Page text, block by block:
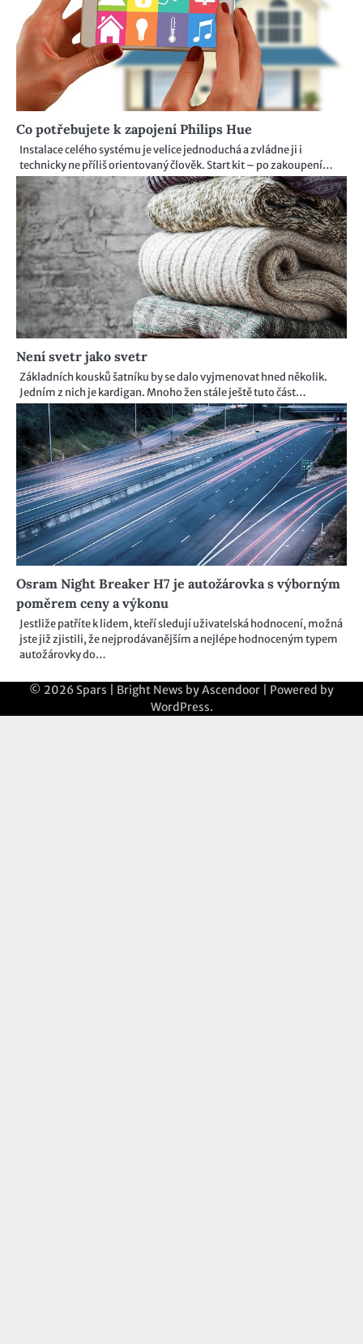
Co potřebujete k zapojení Philips Hue
Instalace celého systému je velice jednoduchá a zvládne ji i
technicky ne příliš orientovaný člověk. Start kit – po zakoupení…
Není svetr jako svetr
Základních kousků šatníku by se dalo vyjmenovat hned několik.
Jedním z nich je kardigan. Mnoho žen stále ještě tuto část…
Osram Night Breaker H7 je autožárovka s výborným
poměrem ceny a výkonu
Jestliže patříte k lidem, kteří sledují uživatelská hodnocení, možná
jste již zjistili, že nejprodávanějším a nejlépe hodnoceným typem
autožárovky do…
© 2026 Spars | Bright News byAscendoor | Powered by
WordPress.